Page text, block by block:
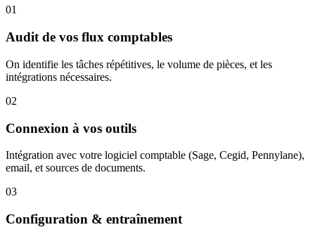
01
Audit de vos flux comptables
On identifie les tâches répétitives, le volume de pièces, et les
intégrations nécessaires.
02
Connexion à vos outils
Intégration avec votre logiciel comptable (Sage, Cegid, Pennylane),
email, et sources de documents.
03
Configuration & entraînement